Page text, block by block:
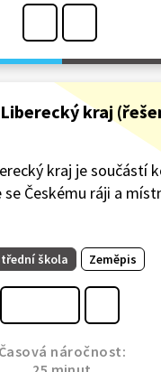
kraj
kraj je součástí
se Českému ráji a
škola Zeměpis
Časová náročnost: